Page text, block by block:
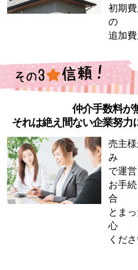
初期
の
追加
仲介手数料が
それは絶え間ない企業努力
売主
み
で運
お手
合
とま
心
くだ